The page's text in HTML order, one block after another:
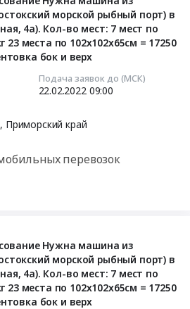
морской рыбный порт) в
4а). Кол-во мест: 7 мест по
23 места по 102х102х65см = 17250
бок и верх
Подача заявок до (МСК)
22.02.2022 09:00
Приморский край
перевозок
Нужна машина из
морской рыбный порт) в
4а). Кол-во мест: 7 мест по
23 места по 102х102х65см = 17250
бок и верх